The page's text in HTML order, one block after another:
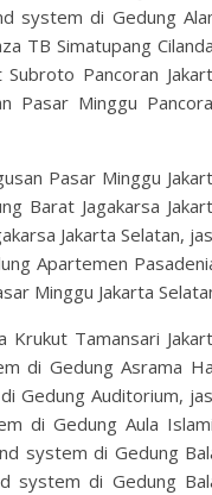
system di Gedung
TB Simatupang
Pancoran
Pasar Minggu
Pasar Minggu
Barat Jagakarsa
Jakarta Selatan,
Apartemen
Minggu Jakarta
Krukut Tamansari
di Gedung Asrama
Gedung Auditorium,
di Gedung Aula
system di Gedung
system di Gedung